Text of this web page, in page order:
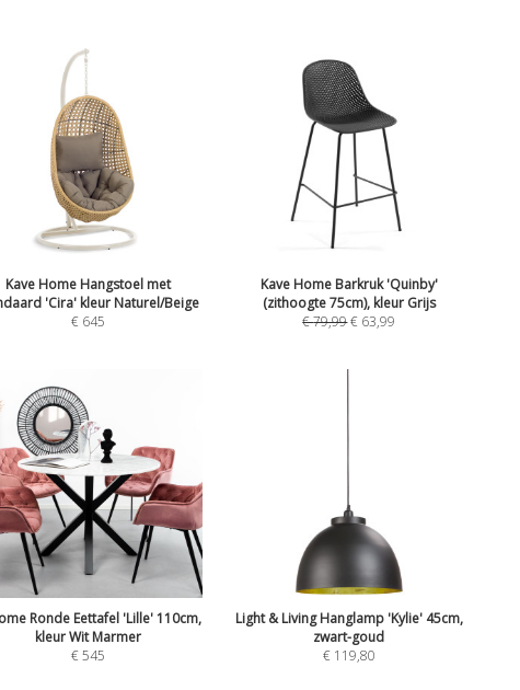
Kave Home Hangstoel met
'Cira' kleur Naturel/Beige
€ 645
Kave Home Barkruk 'Quinby'
(zithoogte 75cm), kleur Grijs
€79,99€ 63,99
Ronde Eettafel 'Lille' 110cm,
kleur Wit Marmer
€545
Light & Living Hanglamp 'Kylie' 45cm,
zwart-goud
€ 119,80